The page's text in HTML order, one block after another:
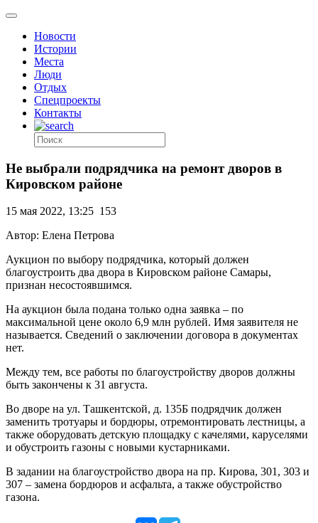
Новости
Истории
Места
Люди
Отдых
Спецпроекты
Контакты
Не выбрали подрядчика на ремонт дворов в
Кировском районе
15 мая 2022, 13:25 153
Автор: Елена Петрова
Аукцион по выбору подрядчика, который должен
благоустроить два двора в Кировском районе Самары,
признан несостоявшимся.
На аукцион была подана только одна заявка – по
максимальной цене около 6,9 млн рублей. Имя заявителя не
называется. Сведений о заключении договора в документах
нет.
Между тем, все работы по благоустройству дворов должны
быть закончены к 31 августа.
Во дворе на ул. Ташкентской, д. 135Б подрядчик должен
заменить тротуары и бордюры, отремонтировать лестницы, а
также оборудовать детскую площадку с качелями, каруселями
и обустроить газоны с новыми кустарниками.
В задании на благоустройство двора на пр. Кирова, 301, 303 и
307 – замена бордюров и асфальта, а также обустройство
газона.